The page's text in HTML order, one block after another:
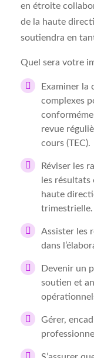
en étroite
de la haute
soutiendra en
Quel sera votre
Examiner la
complexes
revue
cours (TEC).
Réviser les
les
haute
trimestrielle.
Assister les
dans
Devenir un
soutien et
Gérer,